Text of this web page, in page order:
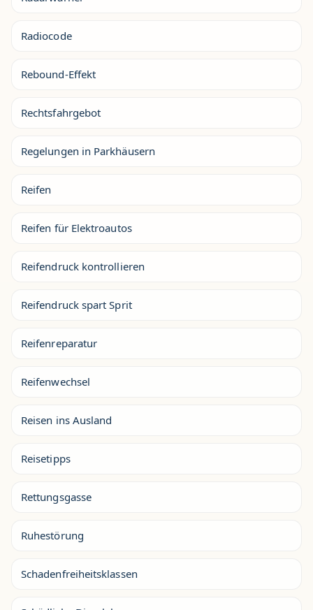
Radiocode
Rebound-Effekt
Rechtsfahrgebot
Regelungen in Parkhäusern
Reifen
Reifen für Elektroautos
Reifendruck kontrollieren
Reifendruck spart Sprit
Reifenreparatur
Reifenwechsel
Reisen ins Ausland
Reisetipps
Rettungsgasse
Ruhestörung
Schadenfreiheitsklassen